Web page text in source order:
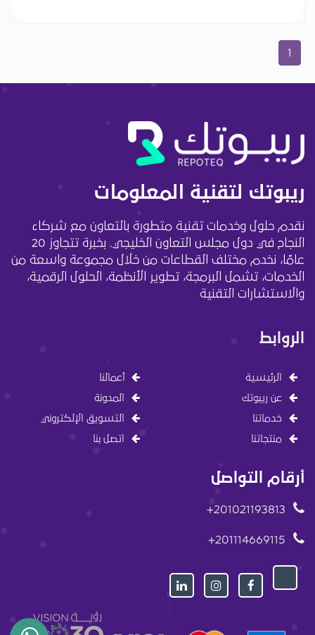
1
ريبوتك لتقنية المعلومات
نقدم حلول وخدمات تقنية متطورة بالتعاون مع شركاء
النجاح في دول مجلس التعاون الخليجي. بخبرة تتجاوز 20
عامًا، نخدم مختلف القطاعات من خلال مجموعة واسعة من
الخدمات، تشمل البرمجة، تطوير الأنظمة، الحلول الرقمية،
والاستشارات التقنية
الروابط
الرئيسية
عن ريبوتك
خدماتنا
منتجاتنا
أعمالنا
المدونة
التسويق الإلكتروني
اتصل بنا
أرقام التواصل
201021193813+
201114669115+